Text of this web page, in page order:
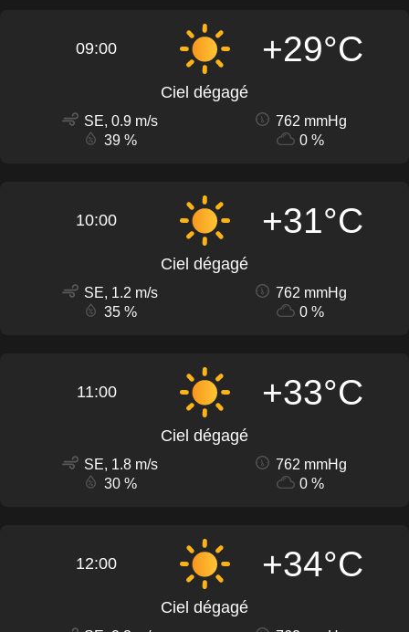
09:00 +29°C
Ciel dégagé
SE, 0.9 m/s
762 mmHg
39 %
0 %
10:00 +31°C
Ciel dégagé
SE, 1.2 m/s
762 mmHg
35 %
0 %
11:00 +33°C
Ciel dégagé
SE, 1.8 m/s
762 mmHg
30 %
0 %
12:00 +34°C
Ciel dégagé